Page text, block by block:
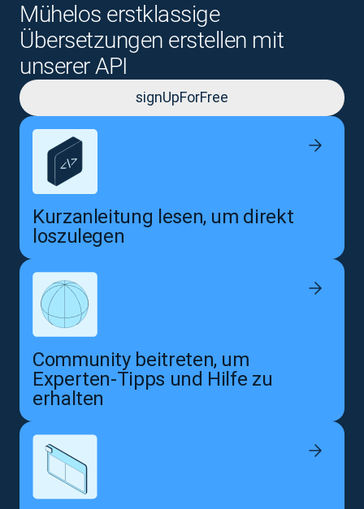
Mühelos erstklassige
Übersetzungen erstellen mit
unserer API
signUpForFree
Kurzanleitung lesen, um direkt
loszulegen
Community beitreten, um
Experten-Tipps und Hilfe zu
erhalten